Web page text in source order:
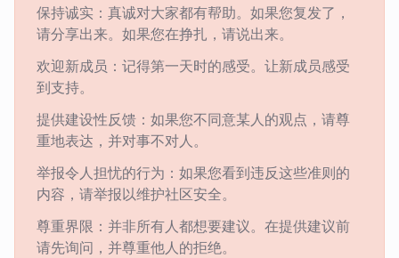
保持诚实：真诚对大家都有帮助。如果您复发了，
请分享出来。如果您在挣扎，请说出来。
欢迎新成员：记得第一天时的感受。让新成员感受
到支持。
提供建设性反馈：如果您不同意某人的观点，请尊
重地表达，并对事不对人。
举报令人担忧的行为：如果您看到违反这些准则的
内容，请举报以维护社区安全。
尊重界限：并非所有人都想要建议。在提供建议前
请先询问，并尊重他人的拒绝。